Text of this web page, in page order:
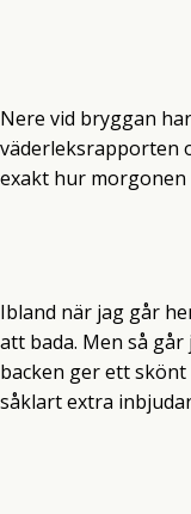
Nere vid bryggan
väderleksrapporten
exakt hur
Ibland när jag går
att bada. Men så
backen ger ett
såklart extra